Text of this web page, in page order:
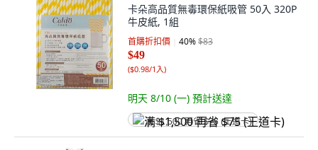
卡朵高品質無毒環保紙吸管 50入 320P
牛皮紙, 1組
首購折扣價 40%$83
$49
($0.98/1入)
明天 8/10 (一) 預計送達
满 $1,500 再省 $75 (王道卡)